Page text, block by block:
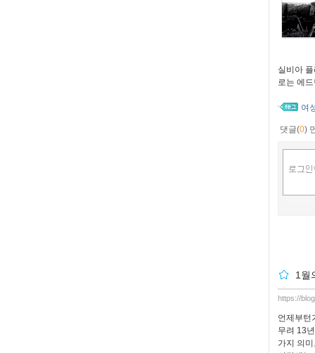
실비아
로는 에
여
댓글(0)
1월
https://
언제부턴
무려 13
가지 의